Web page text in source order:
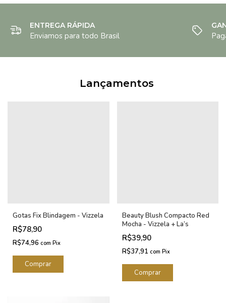
ENTREGA RÁPIDA
Enviamos para todo Brasil
Lançamentos
Gotas Fix Blindagem - Vizzela
R$78,90
R$74,96 com Pix
Beauty Blush Compacto Red
Mocha - Vizzela + La’s
R$39,90
R$37,91 com Pix